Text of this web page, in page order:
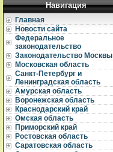
Навигация
Главная
Новости сайта
Федеральное
законодательство
Законодательство Москвы
Московская область
Санкт-Петербург и
Ленинградская область
Амурская область
Воронежская область
Краснодарский край
Омская область
Приморский край
Ростовская область
Саратовская область